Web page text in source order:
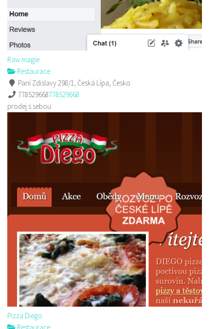
Raw magie
Restaurace
Paní Zdislavy 298/1, Česká Lípa, Česko
778529668778529668
prodej s sebou
Pizza Diego